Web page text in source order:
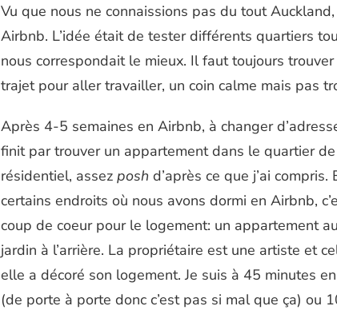
Vu que nous ne connaissions pas du tout
Airbnb. L’idée était de tester différents quartiers
nous correspondait le mieux. Il faut toujours
trajet pour aller travailler, un coin calme mais pas
Après 4-5 semaines en Airbnb, à changer
finit par trouver un appartement dans le quartier de
résidentiel, assez posh d’après ce que j’ai
certains endroits où nous avons dormi en Airbnb,
coup de coeur pour le logement: un appartement
jardin à l’arrière. La propriétaire est une artiste et
elle a décoré son logement. Je suis à 45 minutes
(de porte à porte donc c’est pas si mal que ça) ou